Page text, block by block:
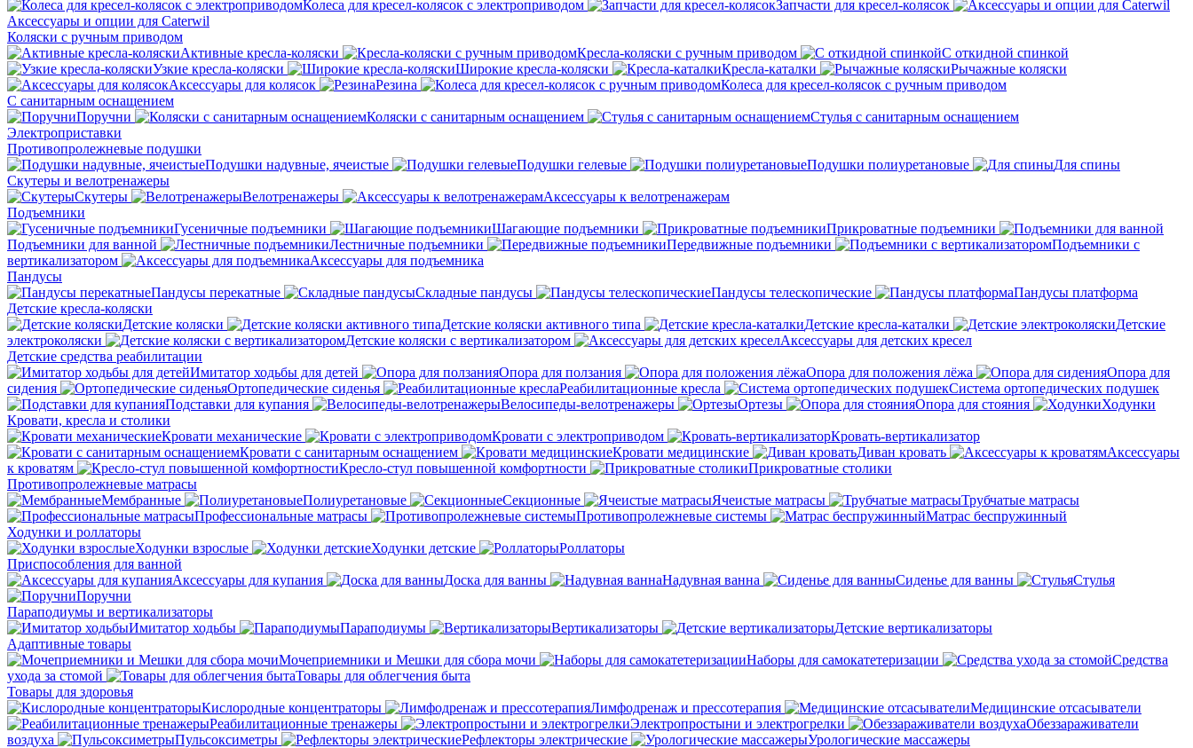
Колеса для кресел-колясок с электроприводом
Запчасти для кресел-колясок
Аксессуары и опции для Caterwil
Коляски с ручным приводом
Активные кресла-коляски
Кресла-коляски с ручным приводом
С откидной спинкой
Узкие кресла-коляски
Широкие кресла-коляски Кресла-каталки
Рычажные коляски
Аксессуары для колясок
Резина
Колеса для кресел-колясок с ручным приводом
С санитарным оснащением
Поручни
Коляски с санитарным оснащением
Стулья с санитарным оснащением
Электроприставки
Противопролежневые подушки
Подушки надувные, ячеистые
Подушки гелевые Подушки полиуретановые
Для спины
Скутеры и велотренажеры
Скутеры
Велотренажеры
Аксессуары к велотренажерам
Подъемники
Гусеничные подъемники
Шагающие подъемники
Прикроватные подъемники
Подъемники для ванной
Лестничные подъемники Передвижные подъемники
Подъемники с
вертикализатором
Аксессуары для подъемника
Пандусы
Пандусы перекатные
Складные пандусы Пандусы телескопические
Пандусы платформа
Детские кресла-коляски
Детские коляски
Детские коляски активного типа Детские кресла-каталки
Детские
электроколяски
Детские коляски с вертикализатором
Аксессуары для детских кресел
Детские средства реабилитации
Имитатор ходьбы для детей
Опора для ползания Опора для положения лёжа
Опора для
сидения
Ортопедические сиденья Реабилитационные кресла
Система ортопедических подушек
Подставки для купания
Велосипеды-велотренажеры Ортезы Опора для стояния
Ходунки
Кровати, кресла и столики
Кровати механические
Кровати с электроприводом
Кровать-вертикализатор
Кровати с санитарным оснащением
Кровати медицинские Диван кровать
Аксессуары
к кроватям
Кресло-стул повышенной комфортности
Прикроватные столики
Противопролежневые матрасы
Мембранные
Полиуретановые Секционные Ячеистые матрасы
Трубчатые матрасы
Профессиональные матрасы
Противопролежневые системы
Матрас беспружинный
Ходунки и роллаторы
Ходунки взрослые
Ходунки детские
Роллаторы
Приспособления для ванной
Аксессуары для купания
Доска для ванны Надувная ванна Сиденье для ванны
Стулья
Поручни
Параподиумы и вертикализаторы
Имитатор ходьбы
Параподиумы Вертикализаторы
Детские вертикализаторы
Адаптивные товары
Мочеприемники и Мешки для сбора мочи
Наборы для самокатетеризации
Средства
ухода за стомой
Товары для облегчения быта
Товары для здоровья
Кислородные концентраторы
Лимфодренаж и прессотерапия
Медицинские отсасыватели
Реабилитационные тренажеры
Электропростыни и электрогрелки
Обеззараживатели
воздуха
Пульсоксиметры Рефлекторы электрические Урологические массажеры